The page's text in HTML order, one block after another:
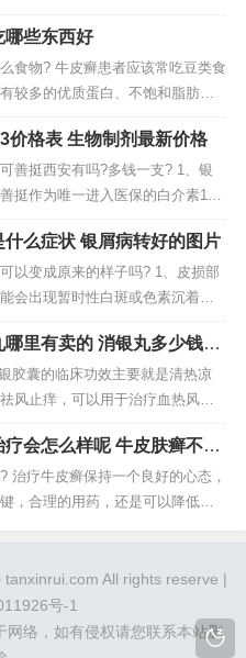
工应当参加职工基本医疗保险，
按照国家规定共同缴纳基本医疗
：保险公司可以报销可善挺。可
医保药物，目前很多省市已经落
善挺新农合能报。根...
哪些东西好
食物? 牛皮癣患者应该常吃豆类食
较多的优质蛋白、不饱和脂肪
素。牛皮癣患者多吃这类食物有
能够促进和维持正常代谢，纠正
你好！ 银屑病患者忌吃如生姜、
椿、尖椒等，建议多吃吃新鲜的
果、梨、香蕉、橙...
价格表 生物制剂最新价格
善挺西安有吗?多钱一支? 1、银
挺作为唯一进入医保的白介素17A
2998元/支降价至1188元/支，随
医保政策的落实和推进，银屑病
优惠的生物制剂可善挺。2、元。
价格1188元，前期密集针0、4周
什么症状 银屑病转好的图片
以变成原来的样子吗? 1、皮损部
会出现暂时性白斑或色素沉着。
，比如红肿皮肤会出现红肿消退
情不同，病情好转皮损的改变也
使出现以上好转现象的患者也不
皮屑的变化，牛皮癣好转时，会出
同时大片的皮屑...
哪里有卖的 消银丸多少钱一
胶囊的临床功效主要就是清热凉
风止痒，可以用于治疗血热风燥
型白庇，这里的白庇是中医上的
上它包含银屑病等疾病，是一种
胶囊，清热凉血，养血润燥，祛风
风燥型白疵和血虚风燥型白疵。
会怎么样呢 牛皮肤癣不治
图片
治疗牛皮癣保持一个良好的心态，
，合理的用药，还是可以降低其
：双氧水治疗牛皮癣。双氧水在
非常常见，此偏方需要将双氧水
兑入一半水，然后...
All rights reserve |
号-1
网络，如有侵权请您联系本站删